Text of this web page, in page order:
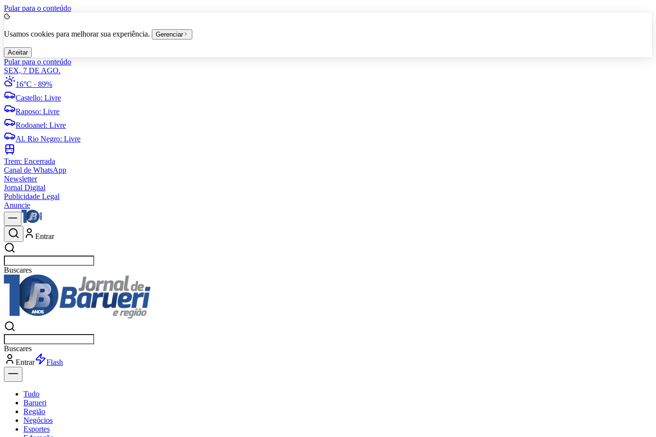
Pular para o conteúdo
Usamos cookies para melhorar sua experiência. Gerenciar
Aceitar
Pular para o conteúdo
SEX, 7 DE AGO.
16°C · 89%
Castello: Livre
Raposo: Livre
Rodoanel: Livre
Al. Rio Negro: Livre
Trem: Encerrada
Canal de WhatsApp
Newsletter
Jornal Digital
Publicidade Legal
Anuncie
Entrar
Buscaresportes
Buscaresportes
Entrar
Flash
Tudo
Barueri
Região
Negócios
Esportes